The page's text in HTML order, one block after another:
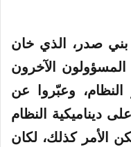
بني صدر، الذي خان
المسؤولون الآخرون
وعبّروا عن
ديناميكية النظام
الأمر كذلك، لكان